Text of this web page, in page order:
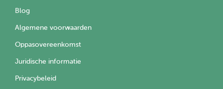
Blog
Algemene voorwaarden
Oppasovereenkomst
Juridische informatie
Privacybeleid